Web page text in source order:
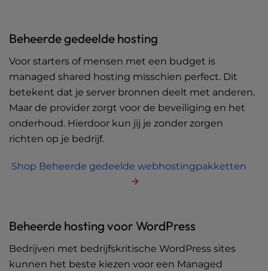
Beheerde gedeelde hosting
Voor starters of mensen met een budget is
managed shared hosting misschien perfect. Dit
betekent dat je server bronnen deelt met anderen.
Maar de provider zorgt voor de beveiliging en het
onderhoud. Hierdoor kun jij je zonder zorgen
richten op je bedrijf.
Shop Beheerde gedeelde webhostingpakketten
Beheerde hosting voor WordPress
Bedrijven met bedrijfskritische WordPress sites
kunnen het beste kiezen voor een Managed